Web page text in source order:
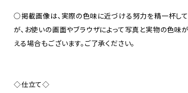
○掲載画像は、実際の色味に近づける努力を精一杯して
が、お使いの画面やブラウザによって写真と実物の色味
える場合もございます。ご了承ください。
◇仕立て◇